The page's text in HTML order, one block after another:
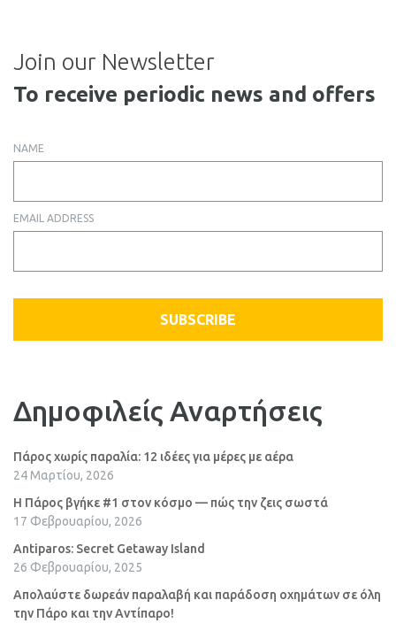
Join our Newsletter
To receive periodic news and offers
NAME
EMAIL ADDRESS
SUBSCRIBE
Δημοφιλείς Αναρτήσεις
Πάρος χωρίς παραλία: 12 ιδέες για μέρες με αέρα
24 Μαρτίου, 2026
Η Πάρος βγήκε #1 στον κόσμο — πώς την ζεις σωστά
17 Φεβρουαρίου, 2026
Antiparos: Secret Getaway Island
26 Φεβρουαρίου, 2025
Απολαύστε δωρεάν παραλαβή και παράδοση οχημάτων σε όλη
την Πάρο και την Αντίπαρο!